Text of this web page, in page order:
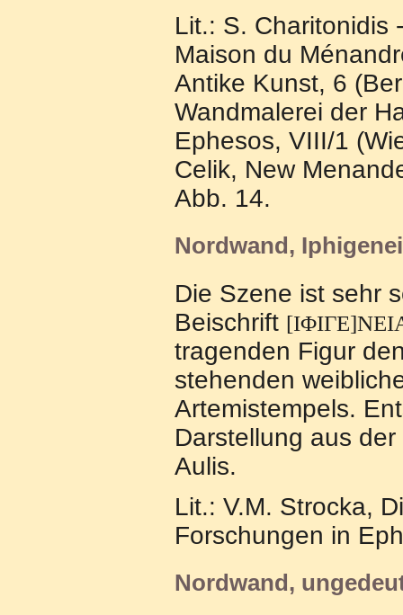
Lit.: S. Charitonidis
Maison du
Antike Kunst, 6
Wandmalerei der
Ephesos, VIII/1
Celik, New
Abb. 14.
Nordwand,
Die Szene ist sehr
Beischrift
tragenden Figur
stehenden
Artemistempels.
Darstellung aus
Aulis.
Lit.: V.M. Strocka,
Forschungen in
Nordwand,